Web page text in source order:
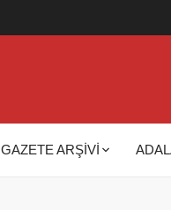
GAZETE ARŞİVİ